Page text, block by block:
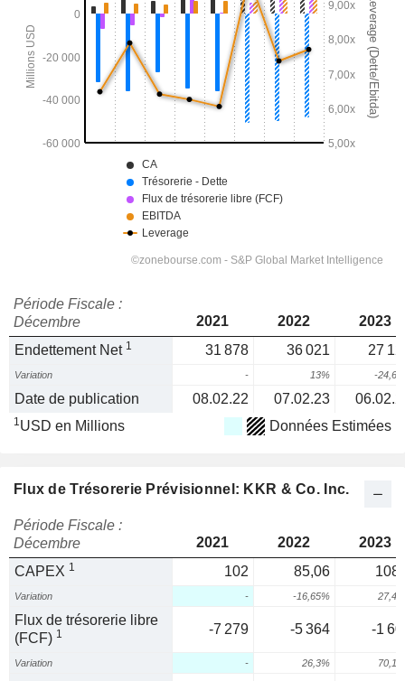
Période Fiscale :
Décembre
2021 2022
2023
Endettement Net 1 31 878 36 021 27
Variation - 13% -
Date de publication 08.02.22 07.02.23
1USD en Millions Données Estimées
Flux de Trésorerie Prévisionnel: KKR & Co. Inc.
Période Fiscale :
Décembre
2021 2022
2023
CAPEX 1 102 85,06
Variation - -16,65%
Flux de trésorerie libre
(FCF) 1 -7 279 -5 364 -1
Variation - 26,3%